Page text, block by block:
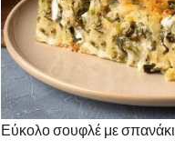
Εύκολο σουφλέ με σπανάκι